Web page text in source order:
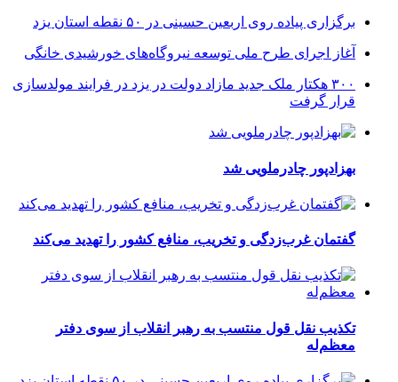
برگزاری پیاده روی اربعین حسینی در ۵۰ نقطه استان یزد
آغاز اجرای طرح ملی توسعه نیروگاه‌های خورشیدی خانگی
۳۰۰ هکتار ملک جدید مازاد دولت در یزد در فرایند مولدسازی
قرار گرفت
بهزادپور چادرملویی شد
گفتمان غرب‌زدگی و تخریب، منافع کشور را تهدید می‌کند
تکذیب نقل قول منتسب به رهبر انقلاب از سوی دفتر
معظم‌له